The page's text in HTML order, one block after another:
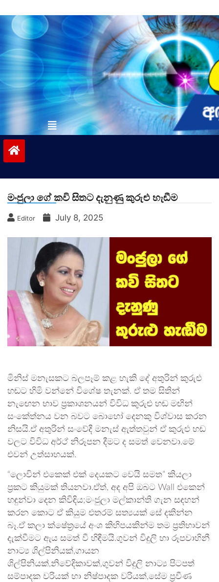
to
contentvinivida.lk
මංජුලා ගේ කවි සිතට දැනුණු කුරුළු හැඬීම
Editor July 8, 2025
මිනිස් මනැසකට බලපෑම් කළ හැකි දේ අතුරින් කුරුළු
හඬට හිමි වන්නේ විශේෂ තැනක්. ඒ තම සිතින්
නැඟෙන භාව ප්‍රකාශනයන් විවිධ කුරුළු හඬ මඟින්
සංකේත්නය වන බවට බොහෝ දෙනකු විශ්වාස කරන
නිසයි.ඒ අතුරින් සංවේදී මනැස් ඇත්තවුන් ඒ කුරුළු හඬ
වලට විවිධ අර්ථ් නිරූපන දීමට ද සමත් වෙනවා.මේ
එවන් උත්සාහයක්.
“ලොවින් එකෙක් එක් දෙයකට වෙයි සමත” කියලා
ප්‍රකට කියුමක් තියනවා.ඒත්, අද අපි ඔබට Wall එකෙන්
හඳුන්වා දෙන කිවිඳිය;මංජුලා මල්කාන්ති ගැන සඳහන්
කරන කොට ඒ කියුම එතරම් සත්‍යයක් සේ දකින්න
බෑ.ඒ කලා ක්ෂේත්‍රයේ අංශ කිහිපයකින්ම තම ප්‍රතිභාවන්
දැක්වීමට ඇය සමත් වී හිඳීමයි.ගුවන් විදුලි හා රූපවාහිනී
නාට්‍ය ශිල්පිනියක්,ගායන
ශිල්පිනියක්,නිවේදිකාවක්,ගුවන් විදුලි නාට්‍ය පිටපත්
සම්පාදක වරියක් හා නිෂ්පාදක වරියක්,සේම ප්‍රවීණ